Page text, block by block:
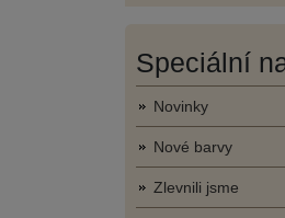
Speciální
Novinky
Nové barvy
Zlevnili jsme